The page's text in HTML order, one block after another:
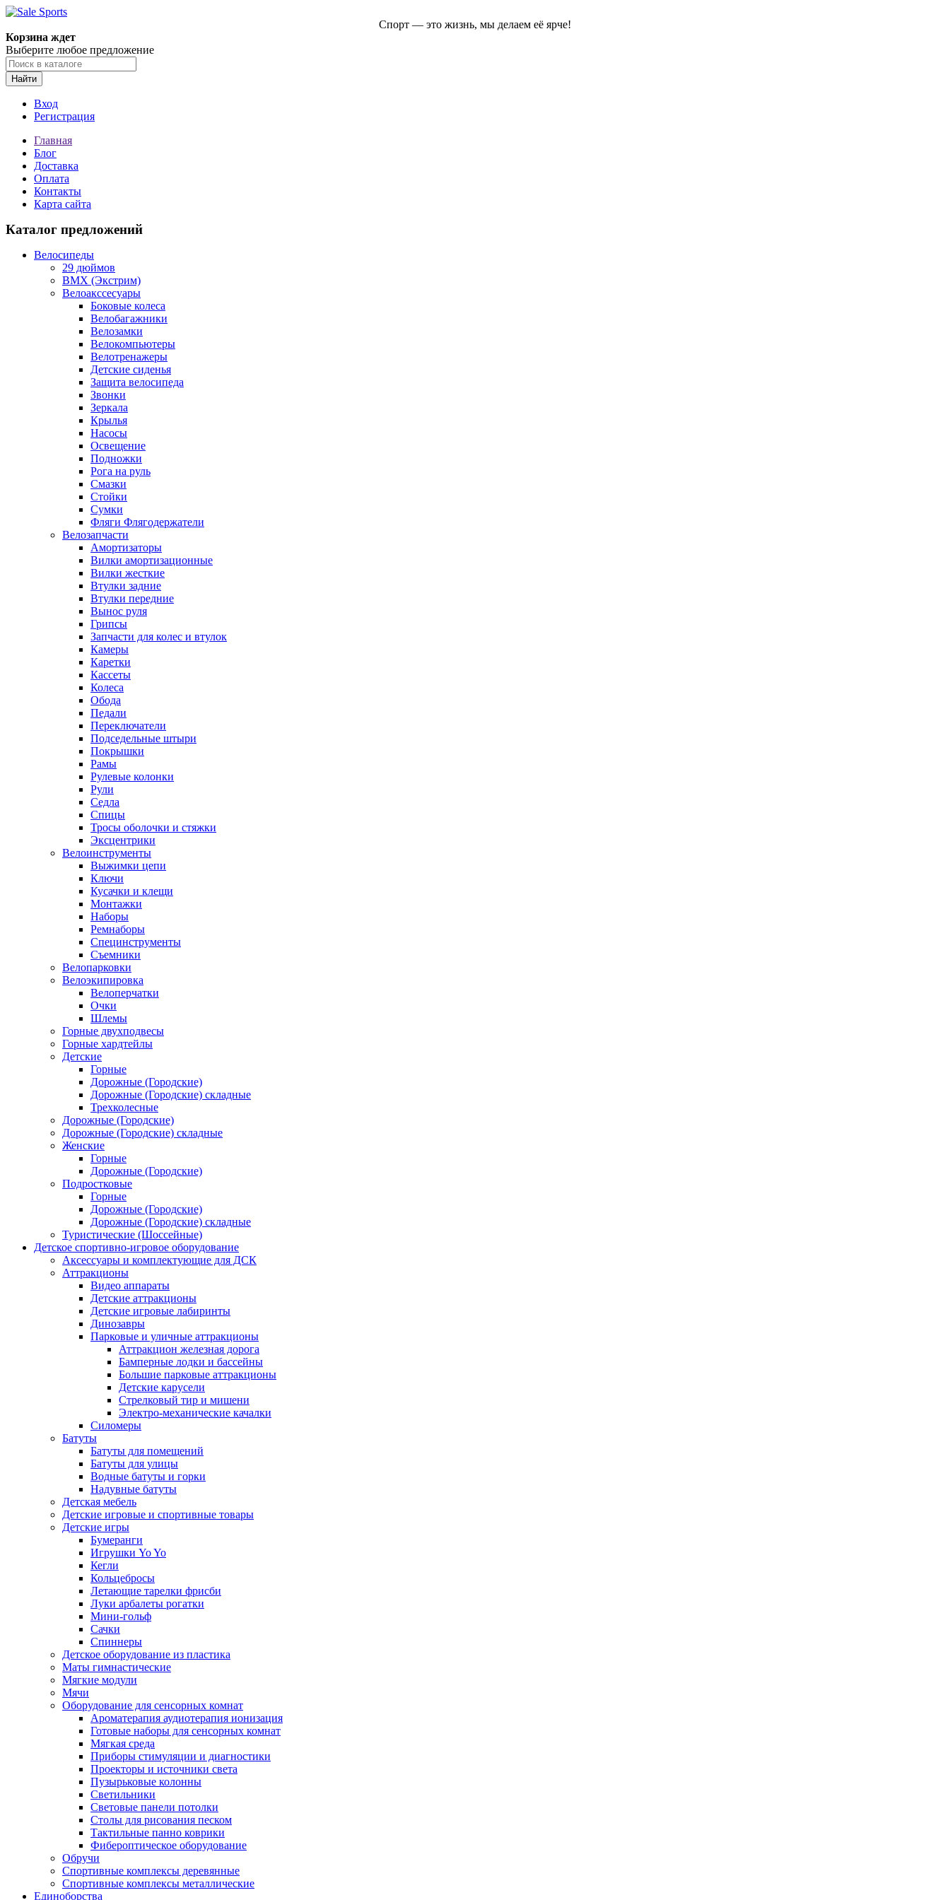
Спорт — это жизнь, мы делаем её ярче!
Корзина ждет
Выберите любое предложение
Найти
Вход
Регистрация
Главная
Блог
Доставка
Оплата
Контакты
Карта сайта
Каталог предложений
Велосипеды
29 дюймов
BMX (Экстрим)
Велоакссесуары
Боковые колеса
Велобагажники
Велозамки
Велокомпьютеры
Велотренажеры
Детские сиденья
Защита велосипеда
Звонки
Зеркала
Крылья
Насосы
Освещение
Подножки
Рога на руль
Смазки
Стойки
Сумки
Фляги Флягодержатели
Велозапчасти
Амортизаторы
Вилки амортизационные
Вилки жесткие
Втулки задние
Втулки передние
Вынос руля
Грипсы
Запчасти для колес и втулок
Камеры
Каретки
Кассеты
Колеса
Обода
Педали
Переключатели
Подседельные штыри
Покрышки
Рамы
Рулевые колонки
Рули
Седла
Спицы
Тросы оболочки и стяжки
Эксцентрики
Велоинструменты
Выжимки цепи
Ключи
Кусачки и клещи
Монтажки
Наборы
Ремнаборы
Специнструменты
Съемники
Велопарковки
Велоэкипировка
Велоперчатки
Очки
Шлемы
Горные двухподвесы
Горные хардтейлы
Детские
Горные
Дорожные (Городские)
Дорожные (Городские) складные
Трехколесные
Дорожные (Городские)
Дорожные (Городские) складные
Женские
Горные
Дорожные (Городские)
Подростковые
Горные
Дорожные (Городские)
Дорожные (Городские) складные
Туристические (Шоссейные)
Детское спортивно-игровое оборудование
Аксессуары и комплектующие для ДСК
Аттракционы
Видео аппараты
Детские аттракционы
Детские игровые лабиринты
Динозавры
Парковые и уличные аттракционы
Аттракцион железная дорога
Бамперные лодки и бассейны
Большие парковые аттракционы
Детские карусели
Стрелковый тир и мишени
Электро-механические качалки
Силомеры
Батуты
Батуты для помещений
Батуты для улицы
Водные батуты и горки
Надувные батуты
Детская мебель
Детские игровые и спортивные товары
Детские игры
Бумеранги
Игрушки Yo Yo
Кегли
Кольцебросы
Летающие тарелки фрисби
Луки арбалеты рогатки
Мини-гольф
Сачки
Спиннеры
Детское оборудование из пластика
Маты гимнастические
Мягкие модули
Мячи
Оборудование для сенсорных комнат
Ароматерапия аудиотерапия ионизация
Готовые наборы для сенсорных комнат
Мягкая среда
Приборы стимуляции и диагностики
Проекторы и источники света
Пузырьковые колонны
Светильники
Световые панели потолки
Столы для рисования песком
Тактильные панно коврики
Фибероптическое оборудование
Обручи
Спортивные комплексы деревянные
Спортивные комплексы металлические
Единоборства